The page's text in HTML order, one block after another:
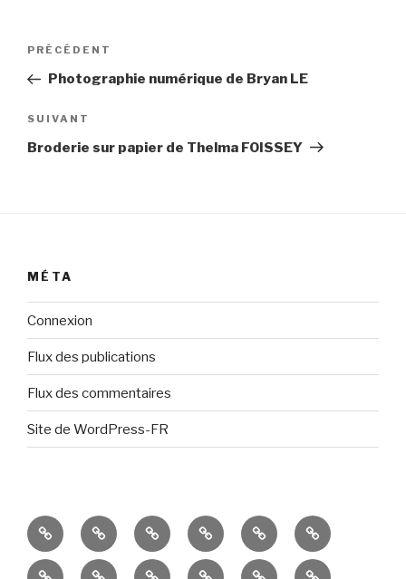
Navigation
l’article
Article
précédent
PRÉCÉDENT
Photographie numérique de Bryan LE
Article
suivant
SUIVANT
Broderie sur papier de Thelma FOISSEY
MÉTA
Connexion
Flux des publications
Flux des commentaires
Site de WordPress-FR
PrésentationRésultatsPortes
Ouvertes
Espaces
de
travail
Ateliers
divers
Événements
récents
et
ProductionsProductionsProductionsAteliersCandidater
Écoles